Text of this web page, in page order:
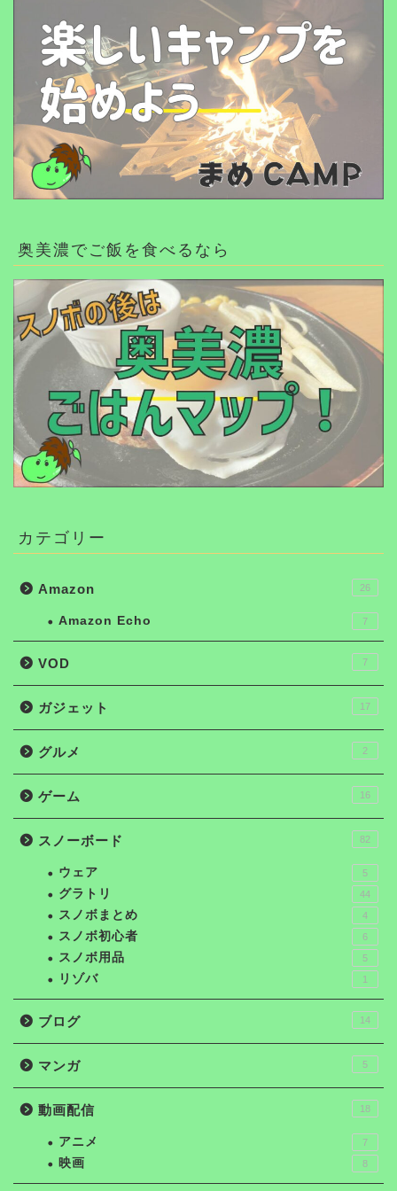
奥美濃でご飯を食べるなら
カテゴリー
Amazon 26
Amazon Echo 7
VOD 7
ガジェット 17
グルメ 2
ゲーム 16
スノーボード 82
ウェア 5
グラトリ 44
スノボまとめ 4
スノボ初心者 6
スノボ用品 5
リゾバ 1
ブログ 14
マンガ 5
動画配信 18
アニメ 7
映画 8